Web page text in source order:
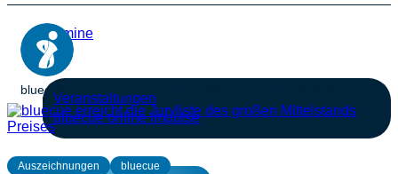
Termine
Veranstaltungen
bluecue online impulse
bluecue Consulting
Auszeichnungen bluecue